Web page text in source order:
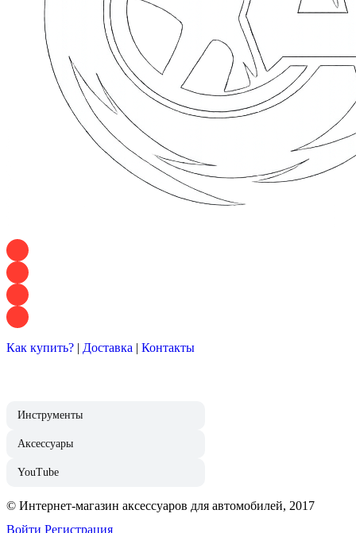
Как купить? | Доставка | Контакты
Инструменты
Аксессуары
YouTube
© Интернет-магазин аксессуаров для автомобилей, 2017
Войти Регистрация